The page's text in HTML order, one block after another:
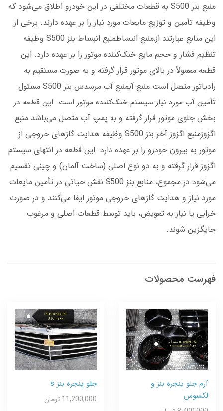
منبع بنز S500 به قطعات مختلفی در این خودرو اطلاق می‌شود که
وظیفه تأمین و توزیع مایعات مورد نیاز را بر عهده دارند. برخی از
این منابع عبارتند از:منبع انبساطمنبع انبساط بنز S500 وظیفه
تنظیم فشار و حجم مایع خنک‌کننده موتور را بر عهده دارد. این
قطعه معمولاً در بالای موتور قرار گرفته و به صورت مستقیم به
رادیاتور متصل است.منبع آبمنبع آب مرسدس بنز S500 مسئول
تأمین آب مورد نیاز سیستم خنک‌کننده موتور است. این قطعه در
بخش جلوی موتور قرار گرفته و به پمپ آب متصل می‌باشد.منبع
اگزوزمنبع اگزوز آخر بنز S500 وظیفه هدایت گازهای خروجی از
موتور به بیرون خودرو را بر عهده دارد. این قطعه در انتهای سیستم
اگزوز قرار گرفته و به دو نوع اصلی (ساخت آلمان) و چینی تقسیم
می‌شود.در مجموع، منابع بنز S500 نقش حیاتی در تأمین مایعات
مورد نیاز و هدایت گازهای خروجی موتور ایفا می‌کنند و در صورت
خرابی یا نیاز به تعویض، باید توسط قطعات اصلی و مرغوب
جایگزین شوند.
فهرست محصولات
آرم جلو پنجره بنز و
لکسوس
جلو پنجره بنز s
11,200,000 تومان